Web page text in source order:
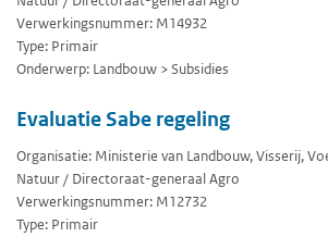
Verwerkingsnummer: M14932
Type: Primair
Onderwerp: Landbouw > Subsidies
Evaluatie Sabe regeling
Organisatie: Ministerie van Landbouw, Visserij,
Natuur / Directoraat-generaal Agro
Verwerkingsnummer: M12732
Type: Primair